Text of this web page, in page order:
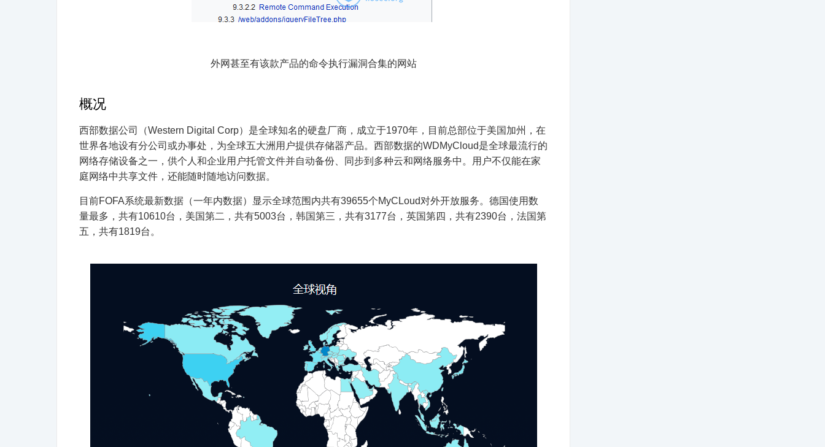
外网甚至有该款产品的命令执行漏洞合集的网站
概况
西部数据公司（Western Digital Corp）是全球知名的硬盘厂商，成立于1970年，目前总部位于美国加州，在
世界各地设有分公司或办事处，为全球五大洲用户提供存储器产品。西部数据的WDMyCloud是全球最流行的
网络存储设备之一，供个人和企业用户托管文件并自动备份、同步到多种云和网络服务中。用户不仅能在家
庭网络中共享文件，还能随时随地访问数据。
目前FOFA系统最新数据（一年内数据）显示全球范围内共有39655个MyCLoud对外开放服务。德国使用数
量最多，共有10610台，美国第二，共有5003台，韩国第三，共有3177台，英国第四，共有2390台，法国第
五，共有1819台。